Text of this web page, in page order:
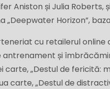
Aniston și Julia Roberts,
„Deepwater Horizon”,
cu retailerul
antrenament și
carte, „Destul de fericită:
carte, „Destul de